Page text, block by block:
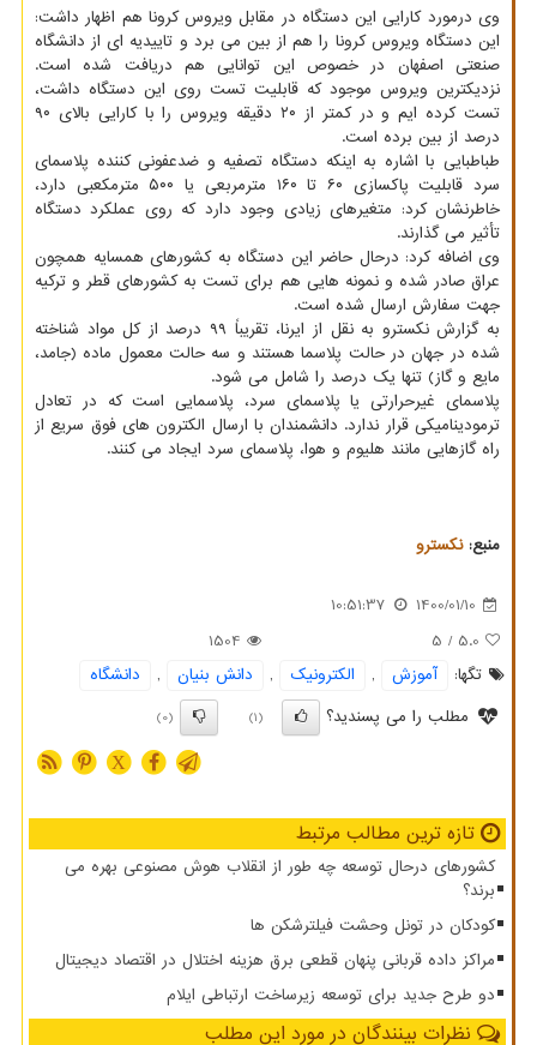
وی درمورد کارایی این دستگاه در مقابل ویروس کرونا هم اظهار داشت:
این دستگاه ویروس کرونا را هم از بین می برد و تاییدیه ای از دانشگاه
صنعتی اصفهان در خصوص این توانایی هم دریافت شده است.
نزدیکترین ویروس موجود که قابلیت تست روی این دستگاه داشت،
تست کرده ایم و در کمتر از ۲۰ دقیقه ویروس را با کارایی بالای ۹۰
درصد از بین برده است.
طباطبایی با اشاره به اینکه دستگاه تصفیه و ضدعفونی کننده پلاسمای
سرد قابلیت پاکسازی ۶۰ تا ۱۶۰ مترمربعی یا ۵۰۰ مترمکعبی دارد،
خاطرنشان کرد: متغیرهای زیادی وجود دارد که روی عملکرد دستگاه
تأثیر می گذارند.
وی اضافه کرد: درحال حاضر این دستگاه به کشورهای همسایه همچون
عراق صادر شده و نمونه هایی هم برای تست به کشورهای قطر و ترکیه
جهت سفارش ارسال شده است.
به گزارش نکسترو به نقل از ایرنا، تقریباً ۹۹ درصد از کل مواد شناخته
شده در جهان در حالت پلاسما هستند و سه حالت معمول ماده (جامد،
مایع و گاز) تنها یک درصد را شامل می شود.
پلاسمای غیرحرارتی یا پلاسمای سرد، پلاسمایی است که در تعادل
ترمودینامیکی قرار ندارد. دانشمندان با ارسال الکترون های فوق سریع از
راه گازهایی مانند هلیوم و هوا، پلاسمای سرد ایجاد می کنند.
منبع:نكسترو
1400/01/10
10:51:37
5.0
/ 5
1504
تگها:
آموزش , الكترونیك , دانش بنیان ,
دانشگاه
مطلب را می پسندید؟
(1)
(0)
X
تازه ترین مطالب مرتبط
کشورهای درحال توسعه چه طور از انقلاب هوش مصنوعی بهره می
برند؟
کودکان در تونل وحشت فیلترشکن ها
مراکز داده قربانی پنهان قطعی برق هزینه اختلال در اقتصاد دیجیتال
دو طرح جدید برای توسعه زیرساخت ارتباطی ایلام
نظرات بینندگان در مورد این مطلب